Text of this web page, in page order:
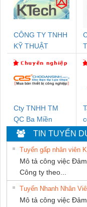
CÔNG TY TNHH
KỸ THUẬT
NAM
Cty TNHH TM
QC Ba Miền
TIN TUYỂN
Tuyển gấp nhân viên
Mô tả công việc
Công ty theo...
Tuyển Nhanh Nhân
Mô tả công việc